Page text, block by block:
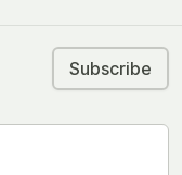
Subscribe